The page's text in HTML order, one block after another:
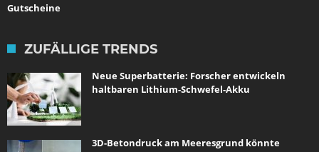
Gutscheine
ZUFÄLLIGE TRENDS
Neue Superbatterie: Forscher entwickeln
haltbaren Lithium-Schwefel-Akku
3D-Betondruck am Meeresgrund könnte